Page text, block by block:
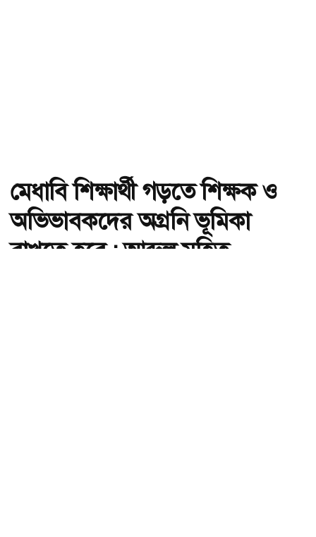
মেধাবি শিক্ষার্থী গড়তে শিক্ষক ও
অভিভাবকদের অগ্রনি ভূমিকা
রাখতে হবে : আব্দুল মহিত